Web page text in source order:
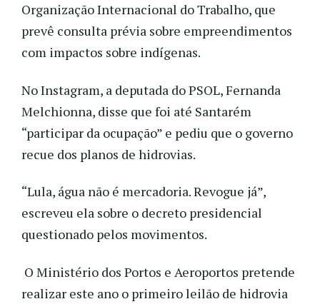
Organização Internacional do Trabalho, que
prevê consulta prévia sobre empreendimentos
com impactos sobre indígenas.
No Instagram, a deputada do PSOL, Fernanda
Melchionna, disse que foi até Santarém
“participar da ocupação” e pediu que o governo
recue dos planos de hidrovias.
“Lula, água não é mercadoria. Revogue já”,
escreveu ela sobre o decreto presidencial
questionado pelos movimentos.
O Ministério dos Portos e Aeroportos pretende
realizar este ano o primeiro leilão de hidrovia